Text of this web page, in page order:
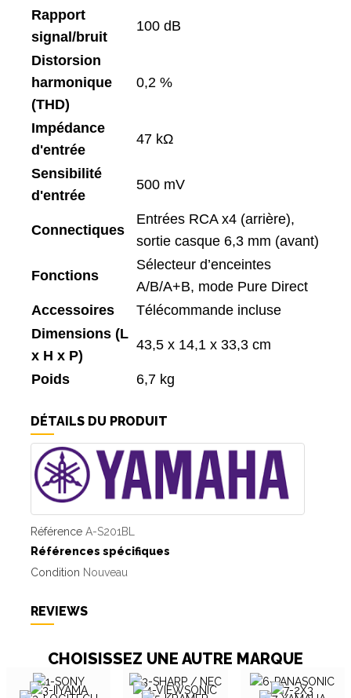
Rapport
signal/bruit
100 dB
Distorsion
harmonique
(THD)
0,2 %
Impédance
d'entrée
47 kΩ
Sensibilité
d'entrée
500 mV
Connectiques
Entrées RCA x4 (arrière),
sortie casque 6,3 mm (avant)
Fonctions
Sélecteur d’enceintes
A/B/A+B, mode Pure Direct
Accessoires
Télécommande incluse
Dimensions (L
x H x P)
43,5 x 14,1 x 33,3 cm
Poids 6,7 kg
DÉTAILS DU PRODUIT
Référence A-S201BL
Références spécifiques
Condition Nouveau
REVIEWS
CHOISISSEZ UNE AUTRE MARQUE